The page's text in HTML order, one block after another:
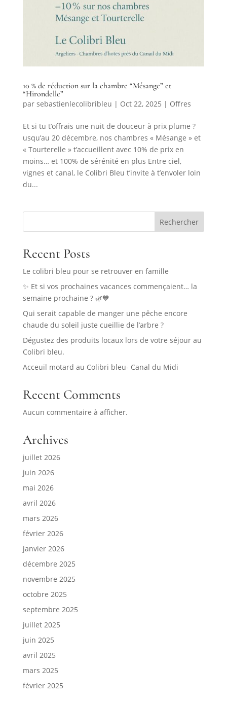
10 % de réduction sur la chambre “Mésange” et
“Hirondelle”
par sebastienlecolibribleu | Oct 22, 2025 | Offres
Et si tu t’offrais une nuit de douceur à prix plume ?
usqu’au 20 décembre, nos chambres « Mésange » et
« Tourterelle » t’accueillent avec 10% de prix en
moins… et 100% de sérénité en plus Entre ciel,
vignes et canal, le Colibri Bleu t’invite à t’envoler loin
du...
Rechercher
Recent Posts
Le colibri bleu pour se retrouver en famille
✨ Et si vos prochaines vacances commençaient… la
semaine prochaine ? 🌿💙
Qui serait capable de manger une pêche encore
chaude du soleil juste cueillie de l’arbre ?
Dégustez des produits locaux lors de votre séjour au
Colibri bleu.
Acceuil motard au Colibri bleu- Canal du Midi
Recent Comments
Aucun commentaire à afficher.
Archives
juillet 2026
juin 2026
mai 2026
avril 2026
mars 2026
février 2026
janvier 2026
décembre 2025
novembre 2025
octobre 2025
septembre 2025
juillet 2025
juin 2025
avril 2025
mars 2025
février 2025